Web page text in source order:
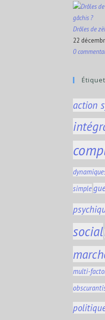
Drôles de
22
0
action
simple
social
multi-